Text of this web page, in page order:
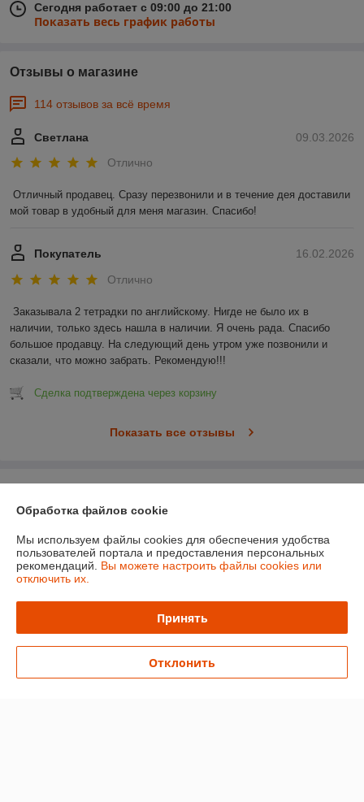
Сегодня работает с 09:00 до 21:00
Показать весь график работы
Отзывы о магазине
114 отзывов за всё время
09.03.2026
Светлана
Отлично
Отличный продавец. Сразу перезвонили и в течение дея доставили
мой товар в удобный для меня магазин. Спасибо!
16.02.2026
Покупатель
Отлично
Заказывала 2 тетрадки по английскому. Нигде не было их в
наличии, только здесь нашла в наличии. Я очень рада. Спасибо
большое продавцу. На следующий день утром уже позвонили и
сказали, что можно забрать. Рекомендую!!!
Сделка подтверждена через корзину
Показать все отзывы
О нас
Доставка и оплата
График работы
Политика обработки cookies
Обработка файлов cookie
Мы используем файлы cookies для обеспечения удобства
пользователей портала и предоставления персональных
рекомендаций. Вы можете настроить файлы cookies или
отключить их.
Принять
Отклонить